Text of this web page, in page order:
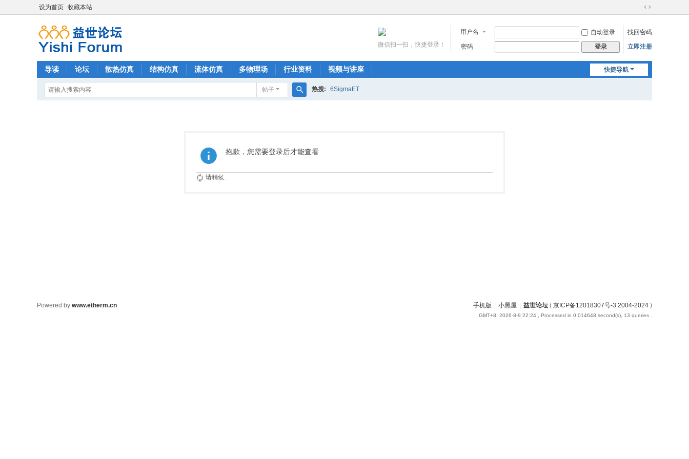
设为首页 收藏本站
切
到
宽
用户名 自动登录
找回密码
密码
登录 立即注册
微信扫一扫，快捷登录！
快捷导航
导读 论坛 散热仿真 结构仿真 流体仿真 多物理场 行业资料 视频与讲座
帖子 热搜: 6SigmaET
抱歉，您需要登录后才能查看
请稍候...
手机版 小黑屋 益世论坛 ( 京ICP备12018307号-3 2004-2024 )
GMT+8, 2026-8-9 22:24 , Processed in 0.014648 second(s), 13 queries .
Powered by www.etherm.cn